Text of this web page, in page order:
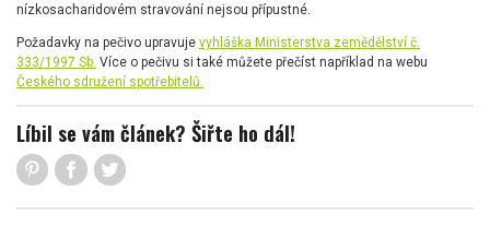
nízkosacharidovém stravování nejsou přípustné.
Požadavky na pečivo upravuje vyhláška Ministerstva zemědělství č.
333/1997 Sb. Více o pečivu si také můžete přečíst například na webu
Českého sdružení spotřebitelů.
Líbil se vám článek? Šiřte ho dál!